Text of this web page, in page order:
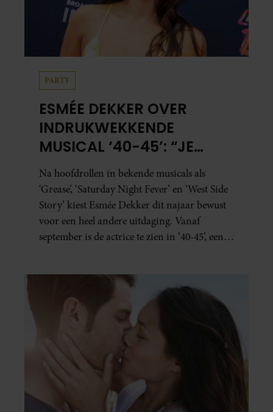
PARTY
ESMÉE DEKKER OVER
INDRUKWEKKENDE
MUSICAL ‘40-45’: “JE
BESEFT INEENS HOE
KOSTBAAR VRIJHEID IS”
Na hoofdrollen in bekende musicals als
‘Grease’, ‘Saturday Night Fever’ en ‘West Side
Story’ kiest Esmée Dekker dit najaar bewust
voor een heel andere uitdaging. Vanaf
september is de actrice te zien in ‘40-45’, een
een voorstelling die niet alleen raakt, maar
het publiek ook aan het denken zet.